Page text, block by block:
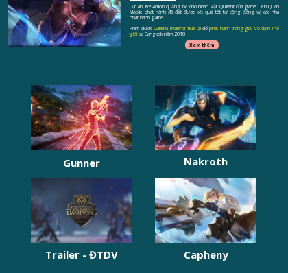
Gunner
Capheny
Trailer - ĐTDV
Nakroth
Xem thêm
Dự án live-action quảng bá cho nhân vật Quillent của game Liên Quân
Mobile phát hành đã đạt được kết quả tốt từ cộng đồng và các nhà
phát hành game.
Phim được Garena Thailand mua lạiđểphát hành trong giải vô địch Thế
giớitại Bangkok năm 2018